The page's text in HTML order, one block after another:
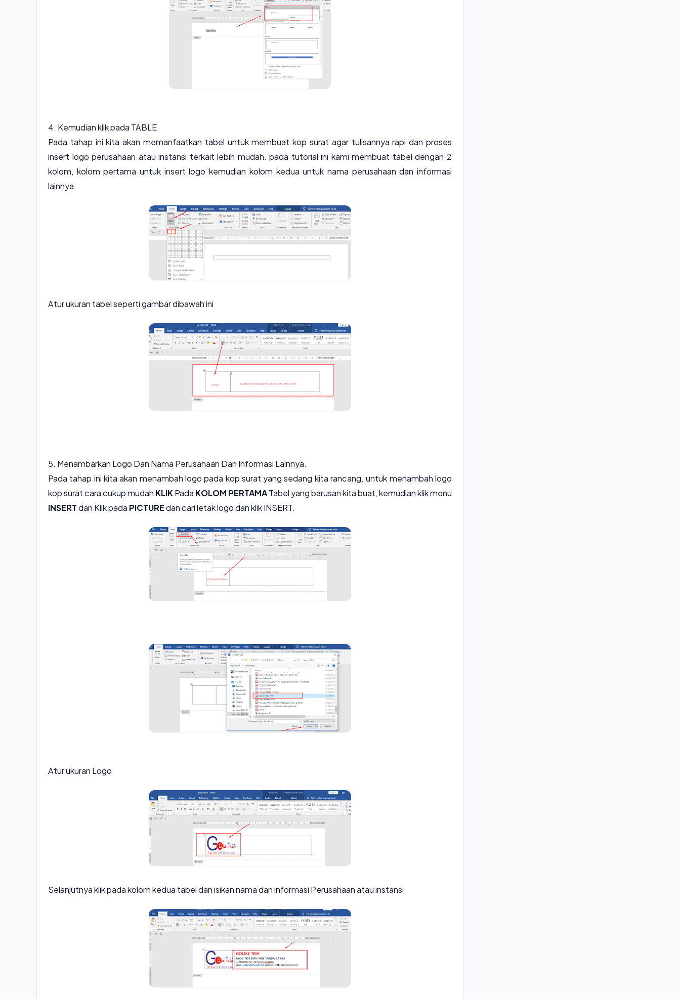
4. Kemudian klik pada TABLE
Pada tahap ini kita akan memanfaatkan tabel untuk membuat kop surat agar tulisannya rapi dan proses
insert logo perusahaan atau instansi terkait lebih mudah. pada tutorial ini kami membuat tabel dengan 2
kolom, kolom pertama untuk insert logo kemudian kolom kedua untuk nama perusahaan dan informasi
lainnya.
Atur ukuran tabel seperti gambar dibawah ini
5. Menambarkan Logo Dan Nama Perusahaan Dan Informasi Lainnya.
Pada tahap ini kita akan menambah logo pada kop surat yang sedang kita rancang. untuk menambah logo
kop surat cara cukup mudah KLIKPada KOLOM PERTAMATabel yang barusan kita buat, kemudian klik menu
INSERTdan Klik pada PICTUREdan cari letak logo dan klik INSERT.
Atur ukuran Logo
Selanjutnya klik pada kolom kedua tabel dan isikan nama dan informasi Perusahaan atau instansi